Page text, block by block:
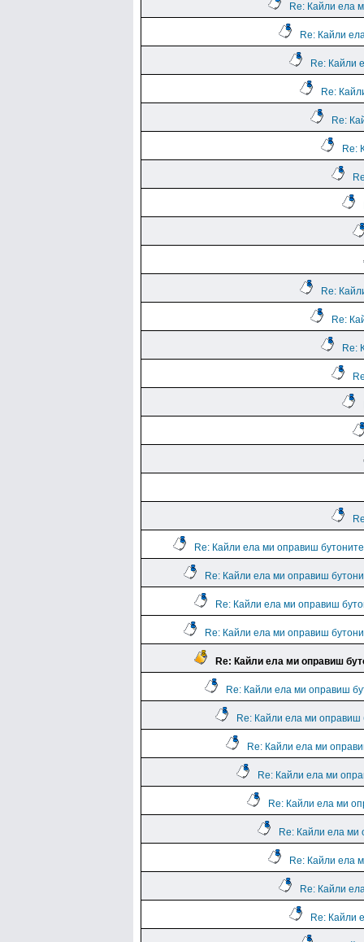
Re: Кайли ела
Re: Кайли
Re: Кайли
Re:
Re:
Re:
Re:
Re:
Re:
Re: Кайли ела ми оправиш
Re: Кайли ела ми оправиш
Re: Кайли ела ми оправиш
Re: Кайли ела ми оправиш
Re: Кайли ела ми оправиш
Re: Кайли ела ми оправиш
Re: Кайли ела ми оправиш
Re: Кайли ела ми
Re: Кайли ела ми
Re: Кайли ела ми
Re: Кайли ела ми
Re: Кайли ела
Re: Кайли
Re: Кайли